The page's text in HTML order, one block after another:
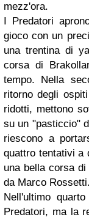
mezz'ora.
I Predatori
gioco con un
una trentina di
corsa di
tempo. Nella
ritorno degli
ridotti, mettono
su un "pasticcio"
riescono a
quattro tentativi a
una bella corsa
da Marco Rossetti.
Nell'ultimo
Predatori, ma la